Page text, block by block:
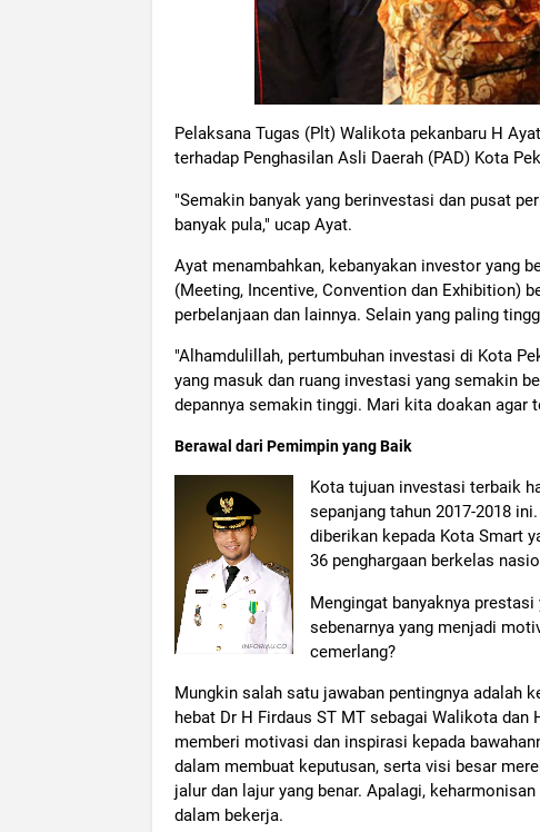
Pelaksana Tugas (Plt) Walikota pekanbaru H
terhadap Penghasilan Asli Daerah (PAD) Kota
"Semakin banyak yang berinvestasi dan pusat
banyak pula," ucap Ayat.
Ayat menambahkan, kebanyakan investor yang
(Meeting, Incentive, Convention dan Exhibition)
perbelanjaan dan lainnya. Selain yang paling
"Alhamdulillah, pertumbuhan investasi di Kota
yang masuk dan ruang investasi yang semakin
depannya semakin tinggi. Mari kita doakan agar
Berawal dari Pemimpin yang Baik
Kota tujuan investasi terbaik
sepanjang tahun 2017-2018
diberikan kepada Kota Smart
36 penghargaan berkelas
Mengingat banyaknya prestasi
sebenarnya yang menjadi
cemerlang?
Mungkin salah satu jawaban pentingnya adalah
hebat Dr H Firdaus ST MT sebagai Walikota
memberi motivasi dan inspirasi kepada
dalam membuat keputusan, serta visi besar
jalur dan lajur yang benar. Apalagi,
dalam bekerja.